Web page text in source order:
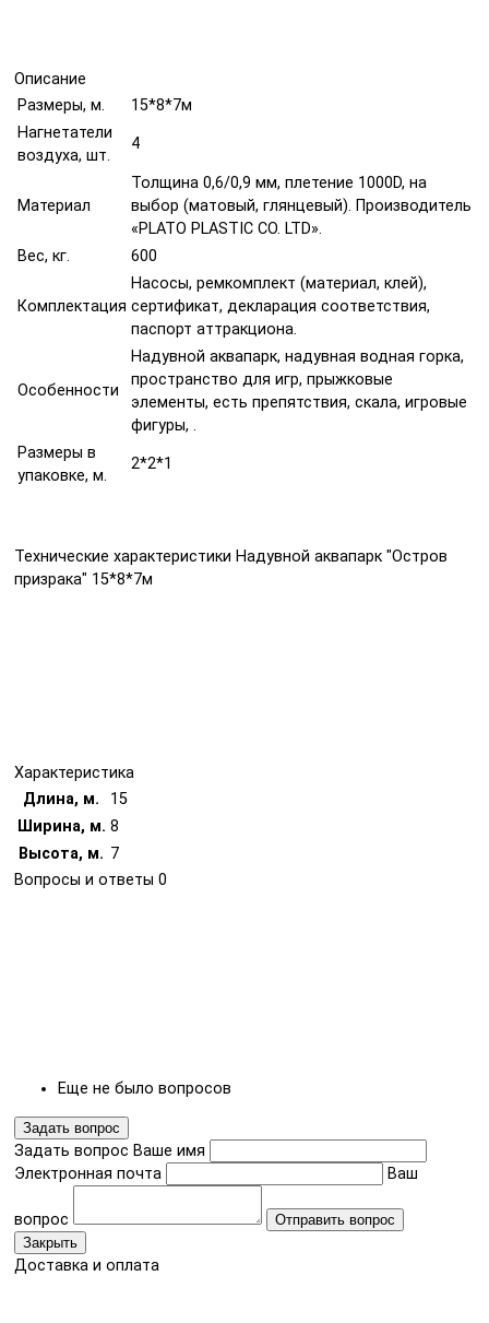
Описание
Размеры, м.
15*8*7м
Нагнетатели
воздуха, шт.
4
Материал
Толщина 0,6/0,9 мм, плетение 1000D, на
выбор (матовый, глянцевый). Производитель
«PLATO PLASTIC CO. LTD».
Вес, кг.
600
Комплектация
Насосы, ремкомплект (материал, клей),
сертификат, декларация соответствия,
паспорт аттракциона.
Особенности
Надувной аквапарк, надувная водная горка,
пространство для игр, прыжковые
элементы, есть препятствия, скала, игровые
фигуры, .
Размеры в
упаковке, м.
2*2*1
Технические характеристики Надувной аквапарк "Остров
призрака" 15*8*7м
Характеристика
Длина, м.
15
Ширина, м. 8
Высота, м. 7
Вопросы и ответы 0
Еще не было вопросов
Задать вопрос
Задать вопрос Ваше имя
Электронная почта
Ваш
вопрос
Отправить вопрос
Закрыть
Доставка и оплата